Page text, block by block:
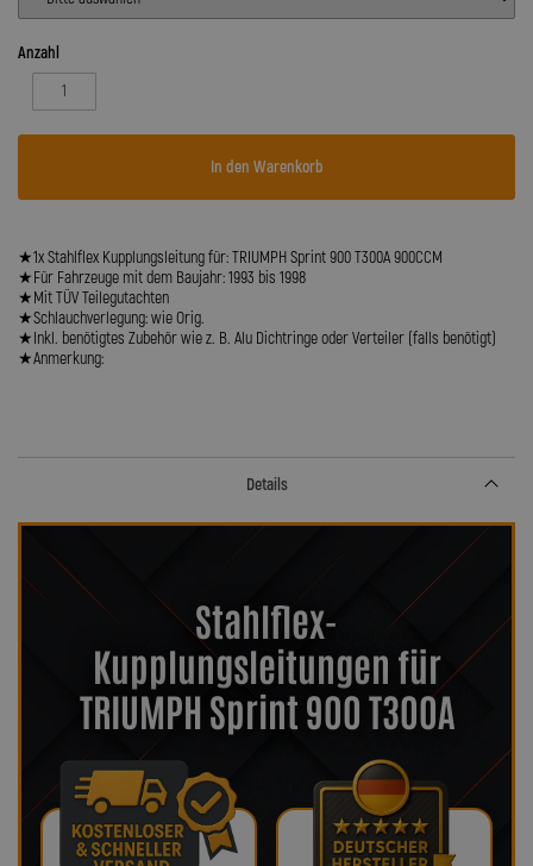
Anzahl
In den Warenkorb
★1x Stahlflex Kupplungsleitung für: TRIUMPH Sprint 900 T300A 900CCM
★Für Fahrzeuge mit dem Baujahr: 1993 bis 1998
★Mit TÜV Teilegutachten
★Schlauchverlegung: wie Orig.
★Inkl. benötigtes Zubehör wie z. B. Alu Dichtringe oder Verteiler (falls benötigt)
★Anmerkung:
Details
Stahlflex-
Kupplungsleitungen für
TRIUMPH Sprint 900 T300A